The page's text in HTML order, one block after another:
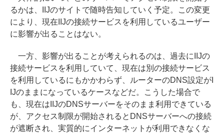
るかは、IIJのサイトで随時告知していく予定。この変更
により、現在IIJの接続サービスを利用しているユーザー
に影響が出ることはない。
一方、影響が出ることが考えられるのは、過去にIIJの
接続サービスを利用していて、現在は別の接続サービス
を利用しているにもかかわらず、ルーターのDNS設定がI
IJのままになっているケースなどだ。こうした場合で
も、現在はIIJのDNSサーバーをそのまま利用できている
が、アクセス制限が開始されるとDNSサーバーへの接続
が遮断され、実質的にインターネットが利用できなくな